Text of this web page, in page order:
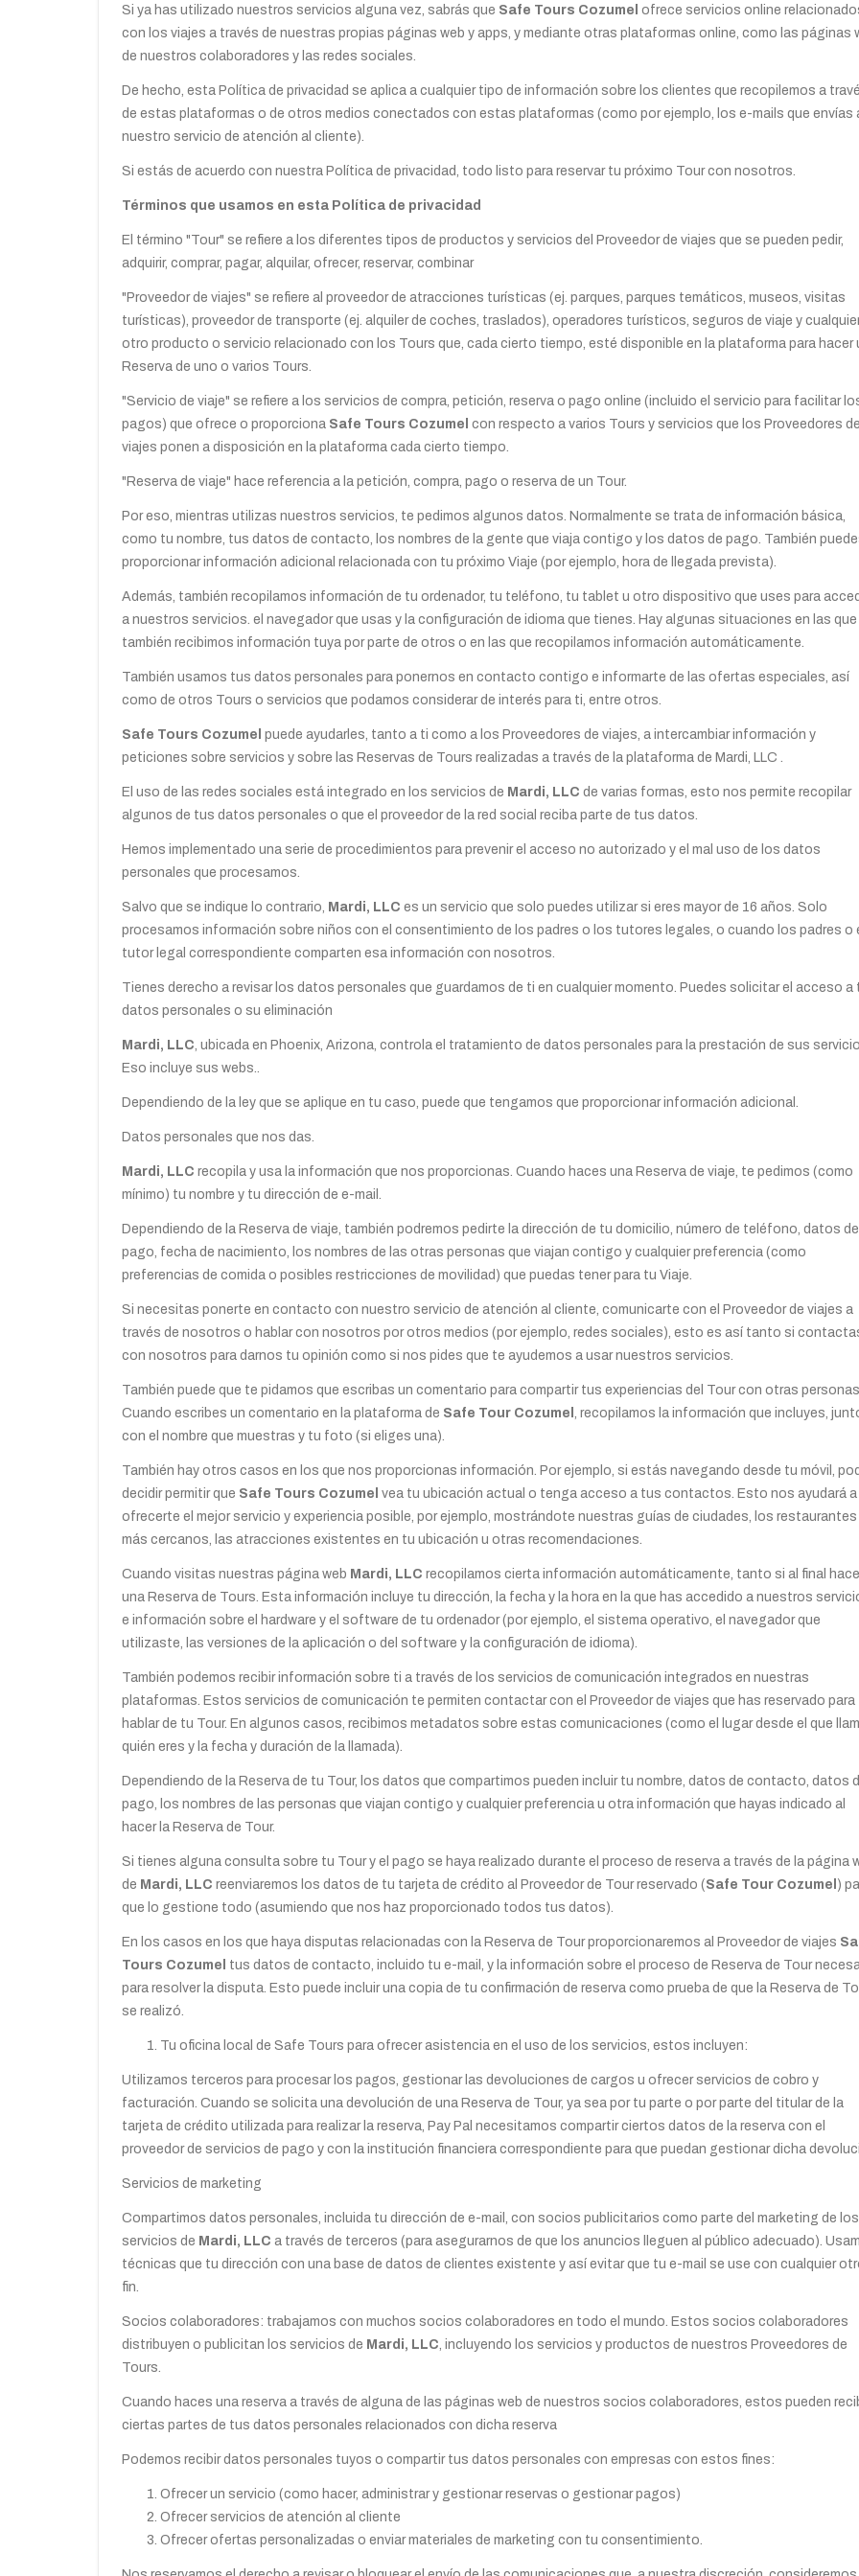
Si ya has utilizado nuestros servicios alguna vez, sabrás que Safe Tours Cozumel ofrece servicios online
con los viajes a través de nuestras propias páginas web y apps, y mediante otras plataformas online, como las páginas
de nuestros colaboradores y las redes sociales.
De hecho, esta Política de privacidad se aplica a cualquier tipo de información sobre los clientes que recopilemos a
de estas plataformas o de otros medios conectados con estas plataformas (como por ejemplo, los e-mails que envías
nuestro servicio de atención al cliente).
Si estás de acuerdo con nuestra Política de privacidad, todo listo para reservar tu próximo Tour con nosotros.
Términos que usamos en esta Política de privacidad
El término "Tour" se refiere a los diferentes tipos de productos y servicios del Proveedor de viajes que se pueden pedir,
adquirir, comprar, pagar, alquilar, ofrecer, reservar, combinar
"Proveedor de viajes" se refiere al proveedor de atracciones turísticas (ej. parques, parques temáticos, museos, visitas
turísticas), proveedor de transporte (ej. alquiler de coches, traslados), operadores turísticos, seguros de viaje y
otro producto o servicio relacionado con los Tours que, cada cierto tiempo, esté disponible en la plataforma para hacer
Reserva de uno o varios Tours.
"Servicio de viaje" se refiere a los servicios de compra, petición, reserva o pago online (incluido el servicio para facilitar
pagos) que ofrece o proporciona Safe Tours Cozumel con respecto a varios Tours y servicios que los Proveedores de
viajes ponen a disposición en la plataforma cada cierto tiempo.
"Reserva de viaje" hace referencia a la petición, compra, pago o reserva de un Tour.
Por eso, mientras utilizas nuestros servicios, te pedimos algunos datos. Normalmente se trata de información básica,
como tu nombre, tus datos de contacto, los nombres de la gente que viaja contigo y los datos de pago. También
proporcionar información adicional relacionada con tu próximo Viaje (por ejemplo, hora de llegada prevista).
Además, también recopilamos información de tu ordenador, tu teléfono, tu tablet u otro dispositivo que uses para
a nuestros servicios. el navegador que usas y la configuración de idioma que tienes. Hay algunas situaciones en las que
también recibimos información tuya por parte de otros o en las que recopilamos información automáticamente.
También usamos tus datos personales para ponernos en contacto contigo e informarte de las ofertas especiales, así
como de otros Tours o servicios que podamos considerar de interés para ti, entre otros.
Safe Tours Cozumel puede ayudarles, tanto a ti como a los Proveedores de viajes, a intercambiar información y
peticiones sobre servicios y sobre las Reservas de Tours realizadas a través de la plataforma de Mardi, LLC .
El uso de las redes sociales está integrado en los servicios de Mardi, LLC de varias formas, esto nos permite recopilar
algunos de tus datos personales o que el proveedor de la red social reciba parte de tus datos.
Hemos implementado una serie de procedimientos para prevenir el acceso no autorizado y el mal uso de los datos
personales que procesamos.
Salvo que se indique lo contrario, Mardi, LLC es un servicio que solo puedes utilizar si eres mayor de 16 años. Solo
procesamos información sobre niños con el consentimiento de los padres o los tutores legales, o cuando los padres o
tutor legal correspondiente comparten esa información con nosotros.
Tienes derecho a revisar los datos personales que guardamos de ti en cualquier momento. Puedes solicitar el acceso a
datos personales o su eliminación
Mardi, LLC, ubicada en Phoenix, Arizona, controla el tratamiento de datos personales para la prestación de sus
Eso incluye sus webs..
Dependiendo de la ley que se aplique en tu caso, puede que tengamos que proporcionar información adicional.
Datos personales que nos das.
Mardi, LLC recopila y usa la información que nos proporcionas. Cuando haces una Reserva de viaje, te pedimos (como
mínimo) tu nombre y tu dirección de e-mail.
Dependiendo de la Reserva de viaje, también podremos pedirte la dirección de tu domicilio, número de teléfono, datos de
pago, fecha de nacimiento, los nombres de las otras personas que viajan contigo y cualquier preferencia (como
preferencias de comida o posibles restricciones de movilidad) que puedas tener para tu Viaje.
Si necesitas ponerte en contacto con nuestro servicio de atención al cliente, comunicarte con el Proveedor de viajes a
través de nosotros o hablar con nosotros por otros medios (por ejemplo, redes sociales), esto es así tanto si
con nosotros para darnos tu opinión como si nos pides que te ayudemos a usar nuestros servicios.
También puede que te pidamos que escribas un comentario para compartir tus experiencias del Tour con otras
Cuando escribes un comentario en la plataforma de Safe Tour Cozumel , recopilamos la información que incluyes,
con el nombre que muestras y tu foto (si eliges una).
También hay otros casos en los que nos proporcionas información. Por ejemplo, si estás navegando desde tu móvil,
decidir permitir que Safe Tours Cozumel vea tu ubicación actual o tenga acceso a tus contactos. Esto nos ayudará a
ofrecerte el mejor servicio y experiencia posible, por ejemplo, mostrándote nuestras guías de ciudades, los restaurantes
más cercanos, las atracciones existentes en tu ubicación u otras recomendaciones.
Cuando visitas nuestras página web Mardi, LLC recopilamos cierta información automáticamente, tanto si al final
una Reserva de Tours. Esta información incluye tu dirección, la fecha y la hora en la que has accedido a nuestros
e información sobre el hardware y el software de tu ordenador (por ejemplo, el sistema operativo, el navegador que
utilizaste, las versiones de la aplicación o del software y la configuración de idioma).
También podemos recibir información sobre ti a través de los servicios de comunicación integrados en nuestras
plataformas. Estos servicios de comunicación te permiten contactar con el Proveedor de viajes que has reservado para
hablar de tu Tour. En algunos casos, recibimos metadatos sobre estas comunicaciones (como el lugar desde el que
quién eres y la fecha y duración de la llamada).
Dependiendo de la Reserva de tu Tour, los datos que compartimos pueden incluir tu nombre, datos de contacto, datos
pago, los nombres de las personas que viajan contigo y cualquier preferencia u otra información que hayas indicado al
hacer la Reserva de Tour.
Si tienes alguna consulta sobre tu Tour y el pago se haya realizado durante el proceso de reserva a través de la página
de Mardi, LLC reenviaremos los datos de tu tarjeta de crédito al Proveedor de Tour reservado (Safe Tour Cozumel )
que lo gestione todo (asumiendo que nos haz proporcionado todos tus datos).
En los casos en los que haya disputas relacionadas con la Reserva de Tour proporcionaremos al Proveedor de viajes
Tours Cozumel tus datos de contacto, incluido tu e-mail, y la información sobre el proceso de Reserva de Tour
para resolver la disputa. Esto puede incluir una copia de tu confirmación de reserva como prueba de que la Reserva de
se realizó.
Tu oficina local de Safe Tours para ofrecer asistencia en el uso de los servicios, estos incluyen:
Utilizamos terceros para procesar los pagos, gestionar las devoluciones de cargos u ofrecer servicios de cobro y
facturación. Cuando se solicita una devolución de una Reserva de Tour, ya sea por tu parte o por parte del titular de la
tarjeta de crédito utilizada para realizar la reserva, Pay Pal necesitamos compartir ciertos datos de la reserva con el
proveedor de servicios de pago y con la institución financiera correspondiente para que puedan gestionar dicha
Servicios de marketing
Compartimos datos personales, incluida tu dirección de e-mail, con socios publicitarios como parte del marketing de los
servicios de Mardi, LLC a través de terceros (para asegurarnos de que los anuncios lleguen al público adecuado).
técnicas que tu dirección con una base de datos de clientes existente y así evitar que tu e-mail se use con cualquier
fin.
Socios colaboradores: trabajamos con muchos socios colaboradores en todo el mundo. Estos socios colaboradores
distribuyen o publicitan los servicios de Mardi, LLC, incluyendo los servicios y productos de nuestros Proveedores de
Tours.
Cuando haces una reserva a través de alguna de las páginas web de nuestros socios colaboradores, estos pueden
ciertas partes de tus datos personales relacionados con dicha reserva
Podemos recibir datos personales tuyos o compartir tus datos personales con empresas con estos fines:
Ofrecer un servicio (como hacer, administrar y gestionar reservas o gestionar pagos)
Ofrecer servicios de atención al cliente
Ofrecer ofertas personalizadas o enviar materiales de marketing con tu consentimiento.